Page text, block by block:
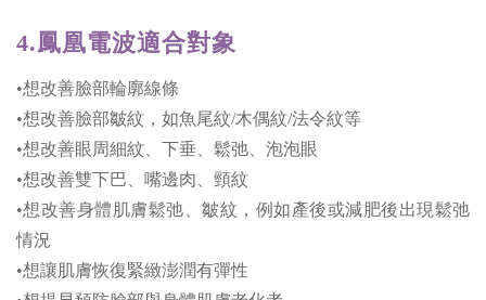
4.鳳凰電波適合對象
•想改善臉部輪廓線條
•想改善臉部皺紋，如魚尾紋/木偶紋/法令紋等
•想改善眼周細紋、下垂、鬆弛、泡泡眼
•想改善雙下巴、嘴邊肉、頸紋
•想改善身體肌膚鬆弛、皺紋，例如產後或減肥後出現鬆弛
情況
•想讓肌膚恢復緊緻澎潤有彈性